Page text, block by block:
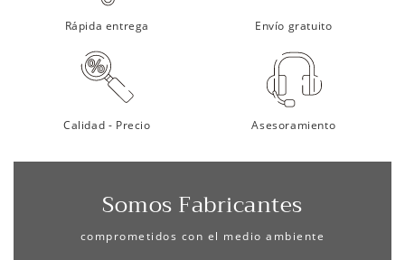
Rápida entrega Envío gratuito
Calidad - Precio Asesoramiento
Somos Fabricantes
comprometidos con el medio ambiente